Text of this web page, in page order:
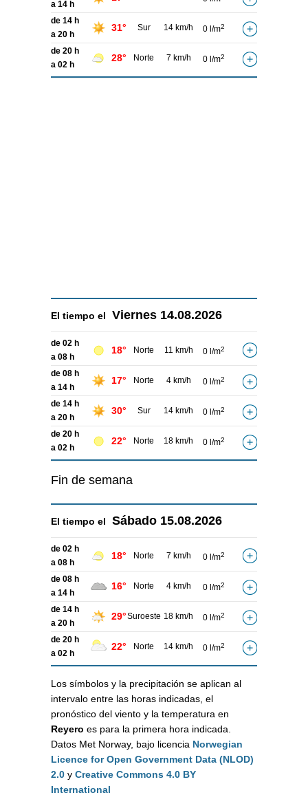
a 14 h
de 14 h
a 20 h
31° Sur 14 km/h 0 l/m2
de 20 h
a 02 h
28° Norte 7 km/h 0 l/m2
El tiempo el Viernes 14.08.2026
de 02 h
a 08 h
18° Norte 11 km/h 0 l/m2
de 08 h
a 14 h
17° Norte 4 km/h 0 l/m2
de 14 h
a 20 h
30° Sur 14 km/h 0 l/m2
de 20 h
a 02 h
22° Norte 18 km/h 0 l/m2
Fin de semana
El tiempo el Sábado 15.08.2026
de 02 h
a 08 h
18° Norte 7 km/h 0 l/m2
de 08 h
a 14 h
16° Norte 4 km/h 0 l/m2
de 14 h
a 20 h
29°Suroeste 18 km/h 0 l/m2
de 20 h
a 02 h
22° Norte 14 km/h 0 l/m2
Los símbolos y la precipitación se aplican al
intervalo entre las horas indicadas, el
pronóstico del viento y la temperatura en
Reyero es para la primera hora indicada.
Datos Met Norway, bajo licencia Norwegian
Licence for Open Government Data (NLOD)
2.0 y Creative Commons 4.0 BY
International